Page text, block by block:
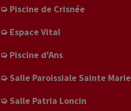
➭ Piscine de Crisnée
➭ Espace Vital
➭ Piscine d'Ans
➭ Salle Paroissiale Sainte Marie
➭ Salle Patria Loncin